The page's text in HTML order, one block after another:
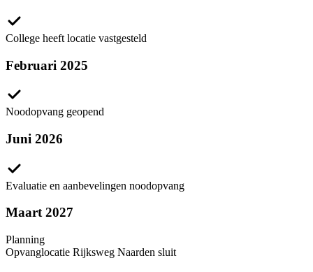
College heeft locatie vastgesteld
Februari 2025
Noodopvang geopend
Juni 2026
Evaluatie en aanbevelingen noodopvang
Maart 2027
Planning
Opvanglocatie Rijksweg Naarden sluit